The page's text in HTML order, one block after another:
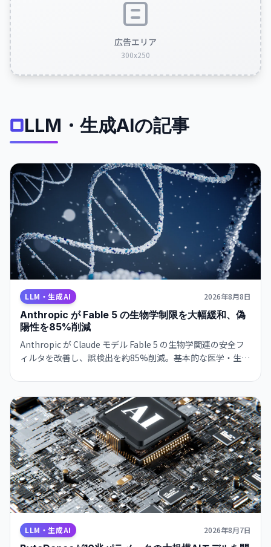
広告エリア
300x250
LLM・生成AIの記事
LLM・生成AI 2026年8月8日
Anthropic が Fable 5 の生物学制限を大幅緩和、偽
陽性を85%削減
Anthropic が Claude モデル Fable 5 の生物学関連の安全フ
ィルタを改善し、誤検出を約85%削減。基本的な医学・生物
分子設計は引き続き制限。研究者向けアクセスプログラムも
計画中です。
LLM・生成AI 2026年8月7日